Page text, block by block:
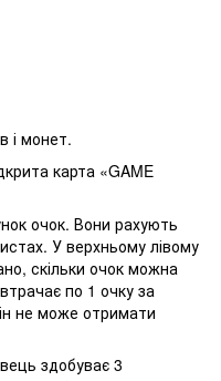
і монет.
карта «GAME
очок. Вони рахують
У верхньому лівому
скільки очок можна
по 1 очку за
не може отримати
здобуває 3